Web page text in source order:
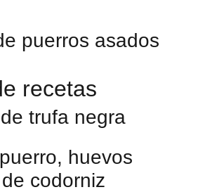
puerros asados
recetas
trufa negra
huevos
codorniz